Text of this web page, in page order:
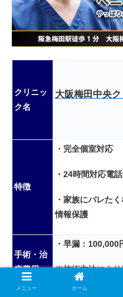
クリニッ
ク名
大阪梅田中央
特徴
・完全個室対応
・24時間対応電
・家族にバレた
情報保護
手術・治
療費用
・早漏：100,000
※施術方法により
メニュー ホーム